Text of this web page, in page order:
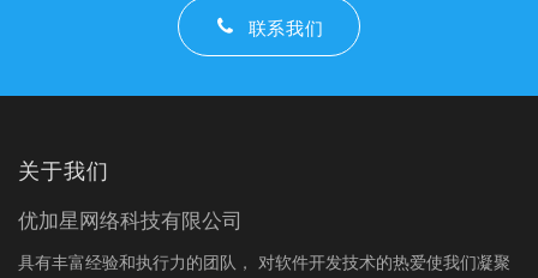
联系我们
关于我们
优加星网络科技有限公司
具有丰富经验和执行力的团队， 对软件开发技术的热爱使我们凝聚